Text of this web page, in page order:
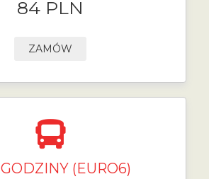
84 PLN
ZAMÓW
GODZINY (EURO6)